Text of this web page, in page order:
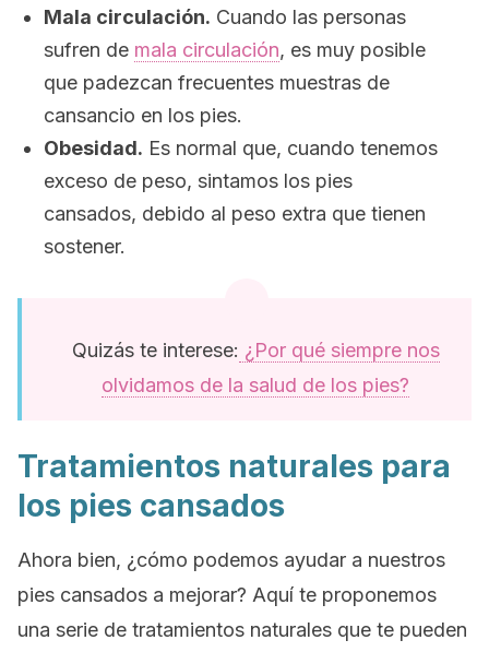
Mala circulación. Cuando las personas
sufren de mala circulación, es muy posible
que padezcan frecuentes muestras de
cansancio en los pies.
Obesidad. Es normal que, cuando tenemos
exceso de peso, sintamos los pies
cansados, debido al peso extra que tienen
sostener.
Quizás te interese: ¿Por qué siempre nos
olvidamos de la salud de los pies?
Tratamientos naturales para
los pies cansados
Ahora bien, ¿cómo podemos ayudar a nuestros
pies cansados a mejorar? Aquí te proponemos
una serie de tratamientos naturales que te pueden